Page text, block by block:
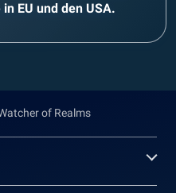
EU und den USA.
of Realms